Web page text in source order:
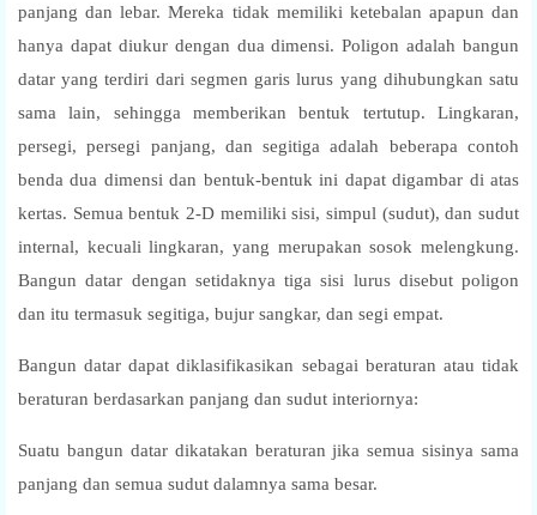
panjang dan lebar. Mereka tidak memiliki ketebalan apapun dan
hanya dapat diukur dengan dua dimensi. Poligon adalah bangun
datar yang terdiri dari segmen garis lurus yang dihubungkan satu
sama lain, sehingga memberikan bentuk tertutup. Lingkaran,
persegi, persegi panjang, dan segitiga adalah beberapa contoh
benda dua dimensi dan bentuk-bentuk ini dapat digambar di atas
kertas. Semua bentuk 2-D memiliki sisi, simpul (sudut), dan sudut
internal, kecuali lingkaran, yang merupakan sosok melengkung.
Bangun datar dengan setidaknya tiga sisi lurus disebut poligon
dan itu termasuk segitiga, bujur sangkar, dan segi empat.
Bangun datar dapat diklasifikasikan sebagai beraturan atau tidak
beraturan berdasarkan panjang dan sudut interiornya:
Suatu bangun datar dikatakan beraturan jika semua sisinya sama
panjang dan semua sudut dalamnya sama besar.